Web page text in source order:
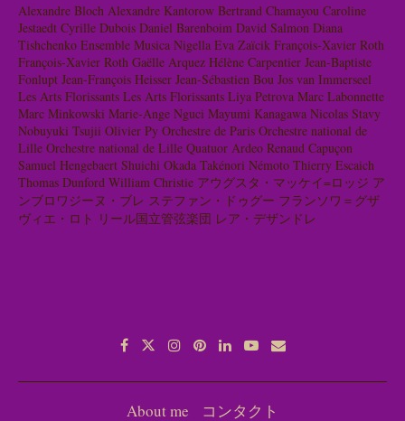
Alexandre Bloch Alexandre Kantorow Bertrand Chamayou Caroline
Jestaedt Cyrille Dubois Daniel Barenboim David Salmon Diana
Tishchenko Ensemble Musica Nigella Eva Zaïcik François-Xavier Roth
François-Xavier Roth Gaëlle Arquez Hélène Carpentier Jean-Baptiste
Fonlupt Jean-François Heisser Jean-Sébastien Bou Jos van Immerseel
Les Arts Florissants Les Arts Florissants Liya Petrova Marc Labonnette
Marc Minkowski Marie-Ange Nguci Mayumi Kanagawa Nicolas Stavy
Nobuyuki Tsujii Olivier Py Orchestre de Paris Orchestre national de
Lille Orchestre national de Lille Quatuor Ardeo Renaud Capuçon
Samuel Hengebaert Shuichi Okada Takénori Némoto Thierry Escaich
Thomas Dunford William Christie アウグスタ・マッケイ=ロッジ ア
ンブロワジーヌ・ブレ ステファン・ドゥグー フランソワ＝グザ
ヴィエ・ロト リール国立管弦楽団 レア・デザンドレ
About me コンタクト